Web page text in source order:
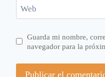
Web
Guarda mi nombre,
navegador para la